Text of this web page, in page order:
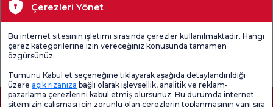
Tıbbi Birimler
Genel
Memnuniyet
Çerezleri Yönet
Bu internet sitesinin işletimi sırasında çerezler kullanılmaktadır. Hangi
çerez kategorilerine izin vereceğiniz konusunda tamamen
özgürsünüz.
Tümünü Kabul et seçeneğine tıklayarak aşağıda detaylandırıldığı
üzere açık rızanıza bağlı olarak işlevsellik, analitik ve reklam-
pazarlama çerezlerini kabul etmiş olursunuz. Bu durumda internet
sitemizin çalışması için zorunlu olan çerezlerin toplanmasının yanı sıra